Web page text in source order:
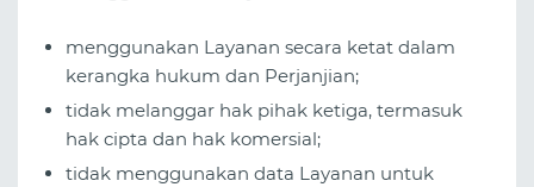
menggunakan Layanan secara ketat dalam
kerangka hukum dan Perjanjian;
tidak melanggar hak pihak ketiga, termasuk
hak cipta dan hak komersial;
tidak menggunakan data Layanan untuk